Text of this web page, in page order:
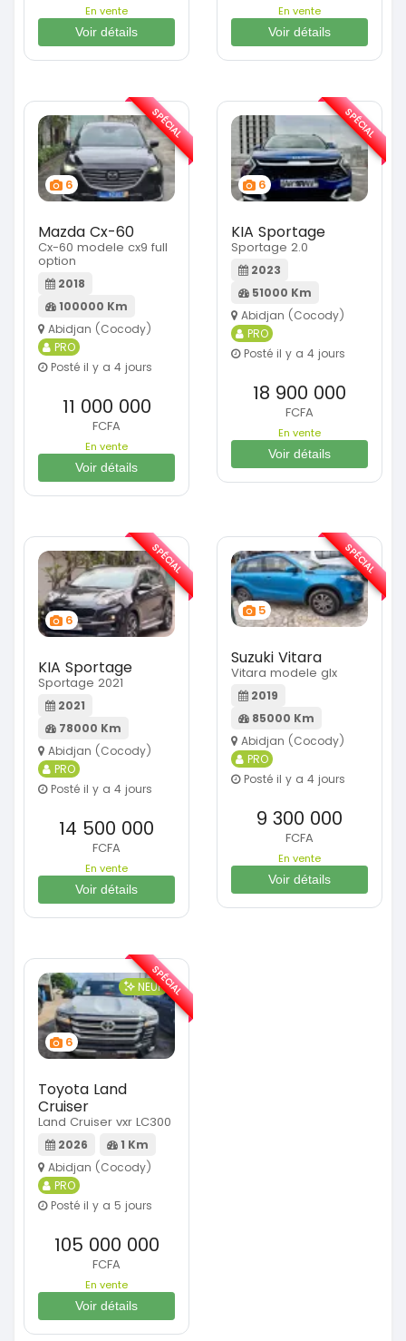
En vente
Voir détails
En vente
Voir détails
6
Mazda Cx-60
Cx-60 modele cx9 full
option
2018
100000 Km
Abidjan (Cocody)
PRO
Posté il y a 4 jours
11 000 000
FCFA
En vente
Voir détails
SPÉCIAL
6
KIA Sportage
Sportage 2.0
2023
51000 Km
Abidjan (Cocody)
PRO
Posté il y a 4 jours
18 900 000
FCFA
En vente
Voir détails
SPÉCIAL
6
KIA Sportage
Sportage 2021
2021
78000 Km
Abidjan (Cocody)
PRO
Posté il y a 4 jours
14 500 000
FCFA
En vente
Voir détails
SPÉCIAL
5
Suzuki Vitara
Vitara modele glx
2019
85000 Km
Abidjan (Cocody)
PRO
Posté il y a 4 jours
9 300 000
FCFA
En vente
Voir détails
SPÉCIAL
6
NEUF
Toyota Land
Cruiser
Land Cruiser vxr LC300
2026
1 Km
Abidjan (Cocody)
PRO
Posté il y a 5 jours
105 000 000
FCFA
En vente
Voir détails
SPÉCIAL